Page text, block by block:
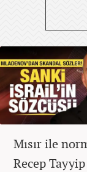
Mısır ile
Recep